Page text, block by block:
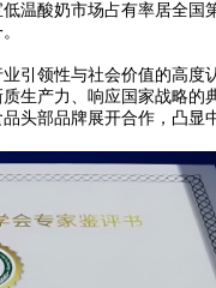
温酸奶市场占有率居全国
引领性与社会价值的高度
生产力、响应国家战略的
头部品牌展开合作，凸显